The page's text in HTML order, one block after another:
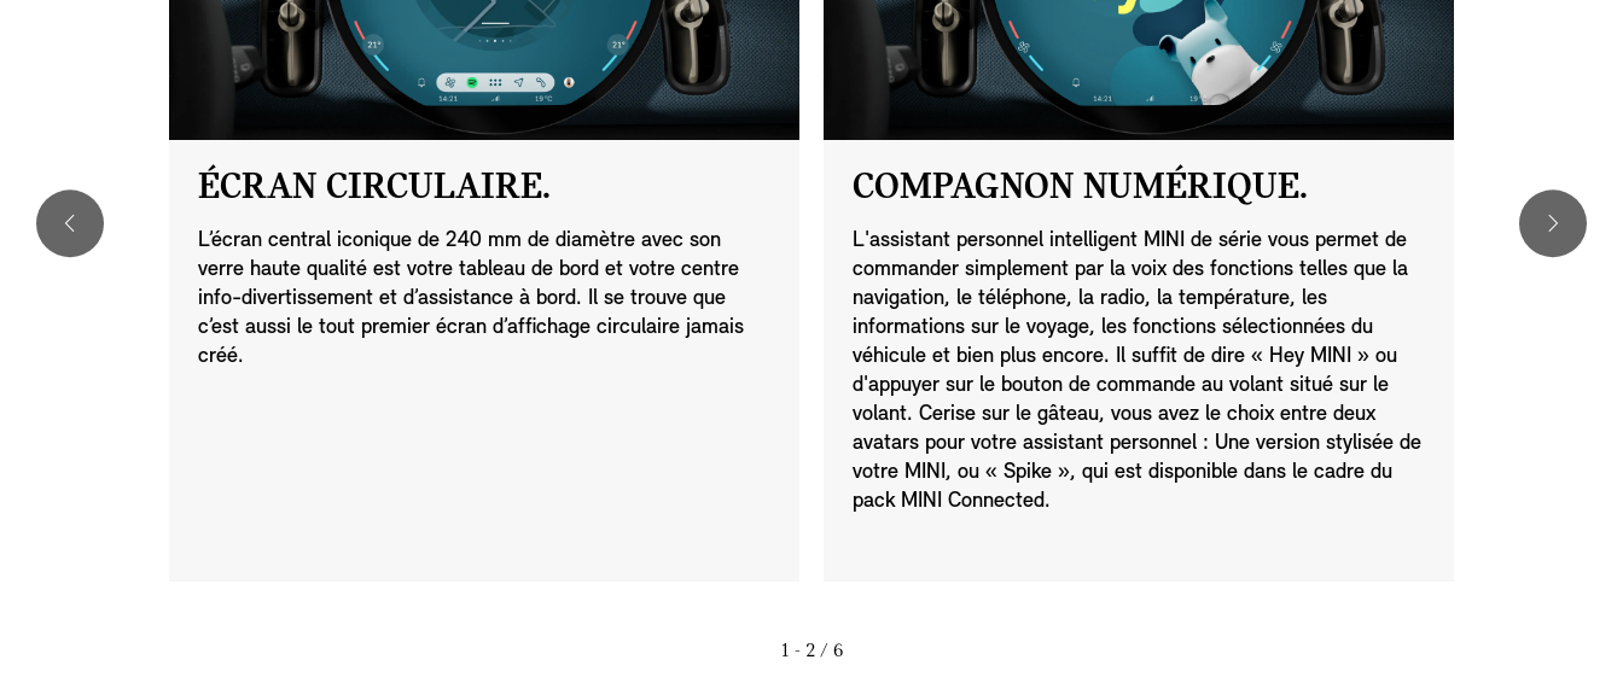
et
ÉCRAN CIRCULAIRE.
L’écran central iconique de 240 mm de diamètre avec son
verre haute qualité est votre tableau de bord et votre centre
info-divertissement et d’assistance à bord. Il se trouve que
c’est aussi le tout premier écran d’affichage circulaire jamais
créé.
COMPAGNON NUMÉRIQUE.
L'assistant personnel intelligent MINI de série vous permet de
commander simplement par la voix des fonctions telles que la
navigation, le téléphone, la radio, la température, les
informations sur le voyage, les fonctions sélectionnées du
véhicule et bien plus encore. Il suffit de dire « Hey MINI » ou
d'appuyer sur le bouton de commande au volant situé sur le
volant. Cerise sur le gâteau, vous avez le choix entre deux
avatars pour votre assistant personnel : Une version stylisée de
votre MINI, ou « Spike », qui est disponible dans le cadre du
pack MINI Connected.
MINI
1 - 2 / 6